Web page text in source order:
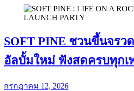
SOFT PINE ชวนขึ้นจรว
อัลบั้มใหม่ ฟังสดครบทุกเ
กรกฎาคม 12, 2026